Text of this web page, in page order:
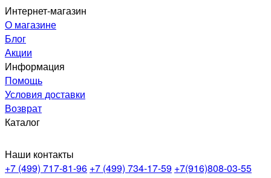
Интернет-магазин
О магазине
Блог
Акции
Информация
Помощь
Условия доставки
Возврат
Каталог
Наши контакты
+7 (499) 717-81-96 +7 (499) 734-17-59 +7(916)808-03-55